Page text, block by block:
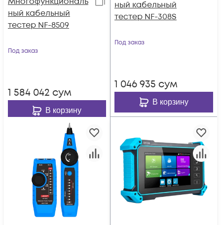
ный кабельный
тестер NF-8509
Под заказ
1 584 042 сум
В корзину
ный кабельный
тестер NF-308S
Под заказ
1 046 935 сум
В корзину